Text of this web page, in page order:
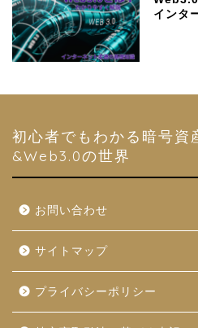
インタ
初心者でもわかる暗号資
&Web3.0の世界
お問い合わせ
サイトマップ
プライバシーポリシー